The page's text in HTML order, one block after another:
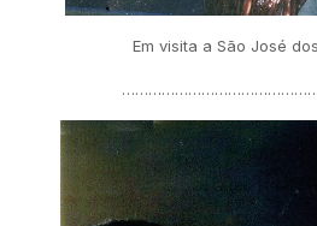
Em visita a São José